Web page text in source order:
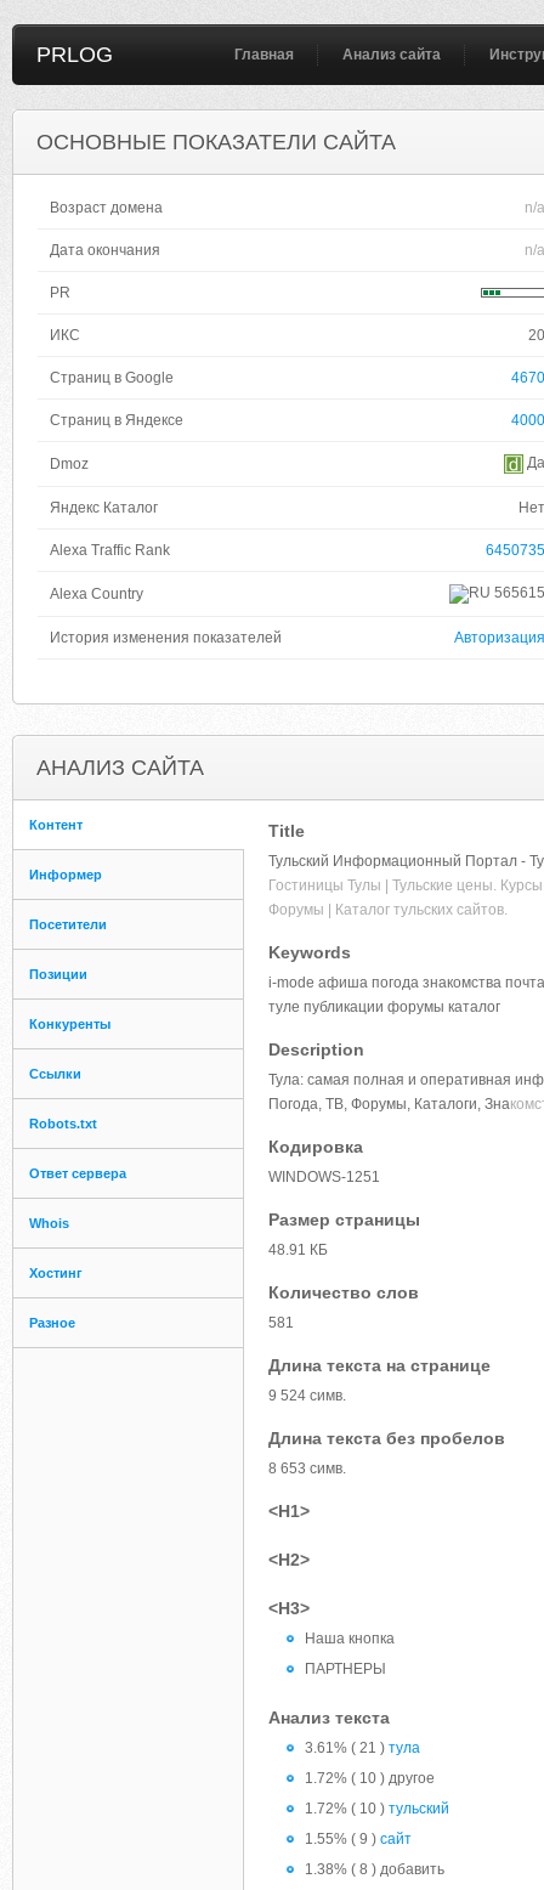
PRLOG Главная Анализ сайта
ОСНОВНЫЕ ПОКАЗАТЕЛИ САЙТА
Возраст домена n/a
Дата окончания n/a
PR
ИКС 20
Страниц в Google 4670
Страниц в Яндексе 4000
Dmoz Да
Яндекс Каталог Нет
Alexa Traffic Rank 6450735
Alexa Country 565615
История изменения показателей Авторизация
АНАЛИЗ САЙТА
Контент
Информер
Посетители
Позиции
Конкуренты
Ссылки
Robots.txt
Ответ сервера
Whois
Хостинг
Разное
Title
Тульский Информационный Портал -
Гостиницы Тулы | Тульские цены.
Форумы | Каталог тульских сайтов.
Keywords
i-mode афиша погода знакомства
туле публикации форумы каталог
Description
Тула: самая полная и оперативная
Погода, ТВ, Форумы, Каталоги, Зна
Кодировка
WINDOWS-1251
Размер страницы
48.91 КБ
Количество слов
581
Длина текста на странице
9 524 симв.
Длина текста без пробелов
8 653 симв.
<H1>
<H2>
<H3>
Наша кнопка
ПАРТНЕРЫ
Анализ текста
3.61% ( 21 ) тула
1.72% ( 10 ) другое
1.72% ( 10 ) тульский
1.55% ( 9 ) сайт
1.38% ( 8 ) добавить